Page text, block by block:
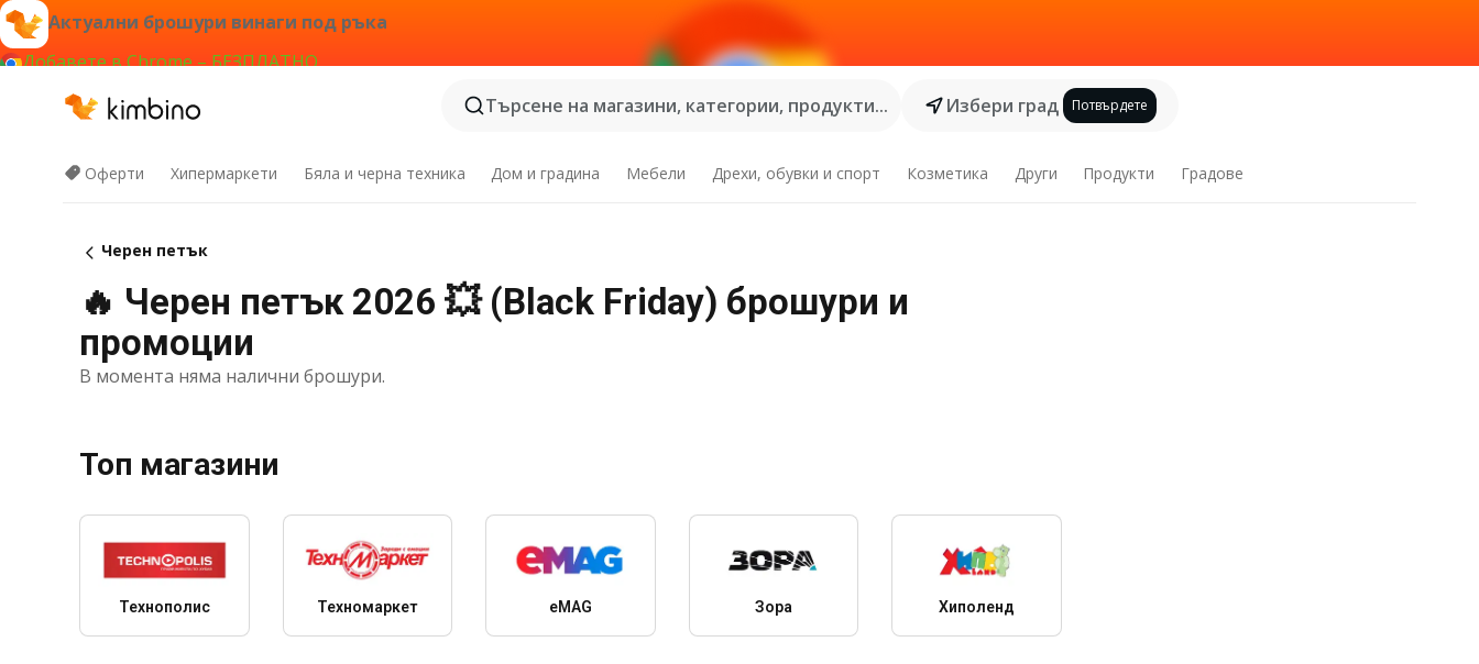
Актуални брошури винаги под ръка
Добавете в Chrome – БЕЗПЛАТНО
Търсене на магазини, категории, продукти...
Избери град Потвърдете
Оферти Хипермаркети Бяла и черна техника Дом и градина Мебели Дрехи, обувки и спорт Козметика Други Продукти Градове
Черен петък
🔥 Черен петък 2026 💥 (Black Friday) брошури и
промоции
В момента няма налични брошури.
Топ магазини
Технополис Техномаркет eMAG Зора Хиполенд